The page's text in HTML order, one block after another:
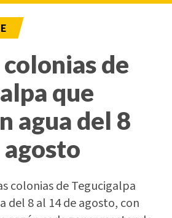
de
que
agua del 8
agosto
colonias de Tegucigalpa
del 8 al 14 de agosto, con